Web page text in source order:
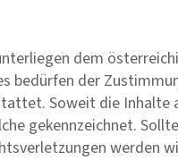
dem
bedürfen der
Soweit die
gekennzeichnet.
werden